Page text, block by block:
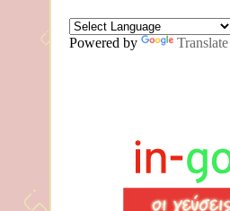
Powered by Translate